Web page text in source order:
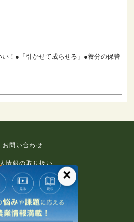
！●「引かせて成らせる」●養分の保管
お問い合わせ
情報の取り扱い
免責事項
利用規約
推奨環境
×